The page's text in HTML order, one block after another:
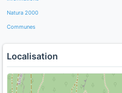
Natura 2000
Communes
Localisation